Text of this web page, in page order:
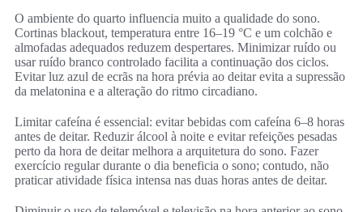
O ambiente do quarto influencia muito a qualidade do sono.
Cortinas blackout, temperatura entre 16–19 °C e um colchão e
almofadas adequados reduzem despertares. Minimizar ruído ou
usar ruído branco controlado facilita a continuação dos ciclos.
Evitar luz azul de ecrãs na hora prévia ao deitar evita a supressão
da melatonina e a alteração do ritmo circadiano.
Limitar cafeína é essencial: evitar bebidas com cafeína 6–8 horas
antes de deitar. Reduzir álcool à noite e evitar refeições pesadas
perto da hora de deitar melhora a arquitetura do sono. Fazer
exercício regular durante o dia beneficia o sono; contudo, não
praticar atividade física intensa nas duas horas antes de deitar.